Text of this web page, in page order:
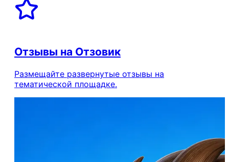
Отзывы на Отзовик
Размещайте развернутые отзывы на
тематической площадке.